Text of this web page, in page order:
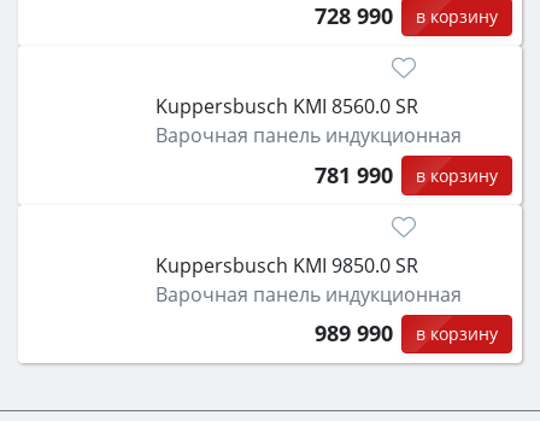
728 990 в корзину
Kuppersbusch KMI 8560.0 SR
Варочная панель индукционная
781 990 в корзину
Kuppersbusch KMI 9850.0 SR
Варочная панель индукционная
989 990 в корзину